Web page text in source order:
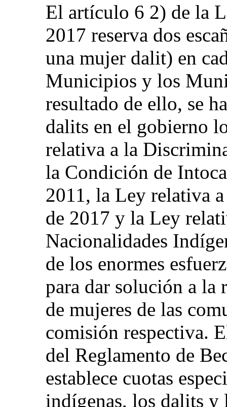
El artículo 6 2) de la
2017 reserva dos
una mujer dalit) en
Municipios y los
resultado de ello, se
dalits en el gobierno
relativa a la
la Condición de
2011, la Ley relativa
de 2017 y la Ley
Nacionalidades
de los enormes
para dar solución a la
de mujeres de las
comisión respectiva.
del Reglamento de
establece cuotas
indígenas, los dalits y